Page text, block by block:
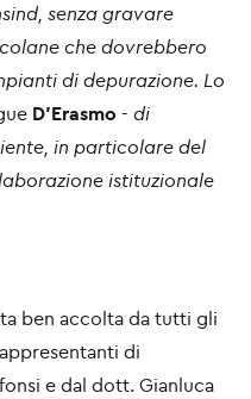
senza gravare
che dovrebbero
di depurazione. Lo
D'Erasmo - di
in particolare del
istituzionale
ben accolta da tutti gli
di
e dal dott. Gianluca